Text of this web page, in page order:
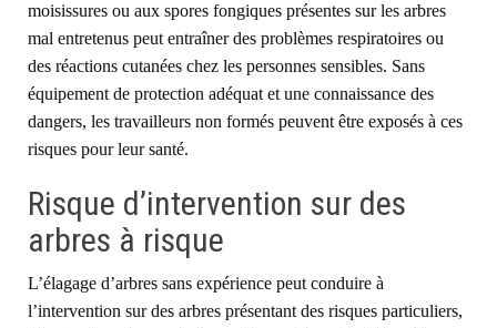
moisissures ou aux spores fongiques présentes sur les arbres
mal entretenus peut entraîner des problèmes respiratoires ou
des réactions cutanées chez les personnes sensibles. Sans
équipement de protection adéquat et une connaissance des
dangers, les travailleurs non formés peuvent être exposés à ces
risques pour leur santé.
Risque d’intervention sur des
arbres à risque
L’élagage d’arbres sans expérience peut conduire à
l’intervention sur des arbres présentant des risques particuliers,